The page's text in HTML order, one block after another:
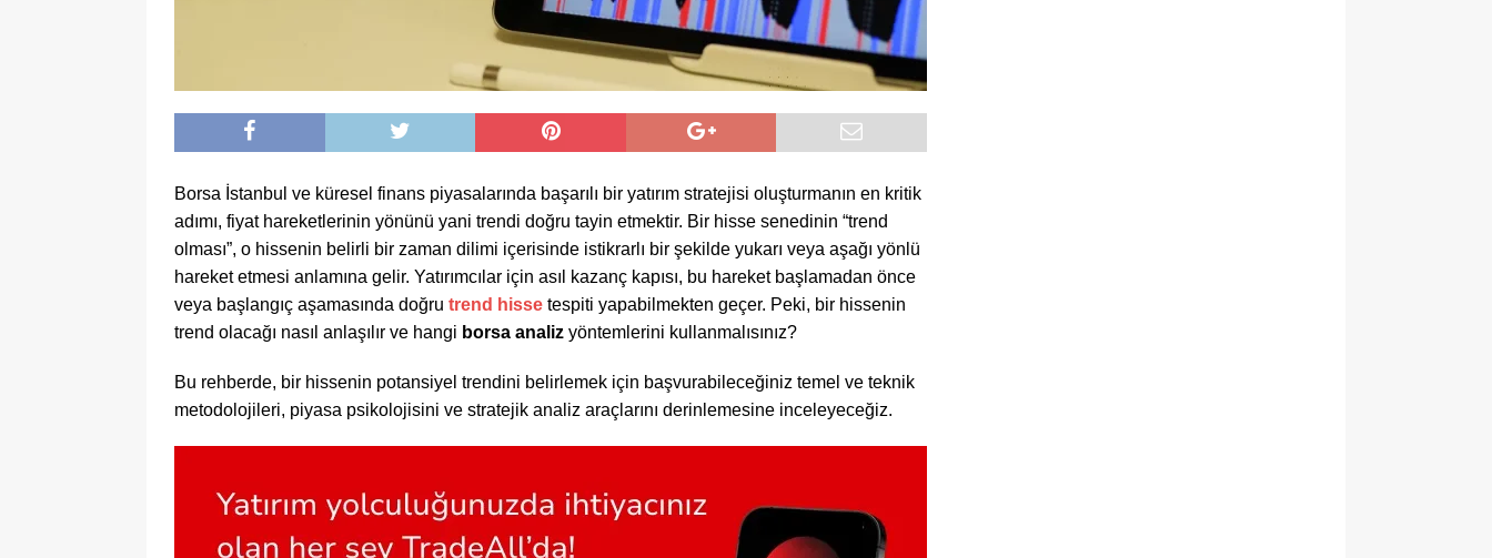
Borsa İstanbul ve küresel finans piyasalarında başarılı bir yatırım stratejisi oluşturmanın en kritik
adımı, fiyat hareketlerinin yönünü yani trendi doğru tayin etmektir. Bir hisse senedinin “trend
olması”, o hissenin belirli bir zaman dilimi içerisinde istikrarlı bir şekilde yukarı veya aşağı yönlü
hareket etmesi anlamına gelir. Yatırımcılar için asıl kazanç kapısı, bu hareket başlamadan önce
veya başlangıç aşamasında doğru trend hisse tespiti yapabilmekten geçer. Peki, bir hissenin
trend olacağı nasıl anlaşılır ve hangi borsa analiz yöntemlerini kullanmalısınız?
Bu rehberde, bir hissenin potansiyel trendini belirlemek için başvurabileceğiniz temel ve teknik
metodolojileri, piyasa psikolojisini ve stratejik analiz araçlarını derinlemesine inceleyeceğiz.